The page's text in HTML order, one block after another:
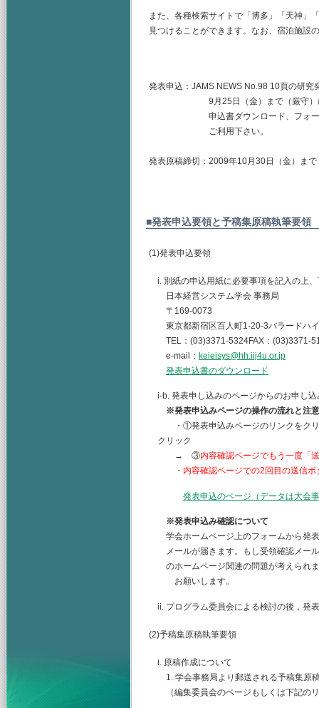
また、各種検索サイトで「博多」「天神」
見つけることができます。なお、宿泊施設
発表申込：JAMS NEWS No.98 10頁の研
9月25日（金）まで（厳守）に学会
申込書ダウンロード、フォームに
ご利用下さい。
発表原稿締切：2009年10月30日（金）ま
■発表申込要領と予稿集原稿執筆要領
(1)発表申込要領
i. 別紙の申込用紙に必要事項を記入の上
日本経営システム学会 事務局
〒169-0073
東京都新宿区百人町1-20-3バラードハ
TEL：(03)3371-5324FAX：(03)3371-
e-mail： keieisys@hh.iij4u.or.jp
発表申込書のダウンロード
i-b. 発表申し込みのページからのお申し
※発表申込みページの操作の流れと注意
・①発表申込みページのリンクをク
クリック
→ ③内容確認ページでもう一度「
・ 内容確認ページでの2回目の送信
発表申込のページ（データは大会
※発表申込み確認について
学会ホームページ上のフォームから発
メールが届きます。もし受領確認メー
のホームページ関連の問題が考えられ
お願いします。
ii. プログラム委員会による検討の後，発
(2)予稿集原稿執筆要領
i. 原稿作成について
1. 学会事務局より郵送される予稿集原
（編集委員会のページもしくは下記の